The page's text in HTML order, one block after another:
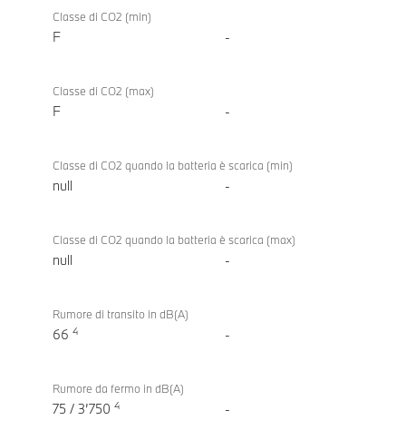
Classe di CO2 (min)
F -
Classe di CO2 (max)
F -
Classe di CO2 quando la batteria è scarica (min)
null -
Classe di CO2 quando la batteria è scarica (max)
null -
Rumore di transito in dB(A)
66 4 -
Rumore da fermo in dB(A)
75 / 3’750 4 -